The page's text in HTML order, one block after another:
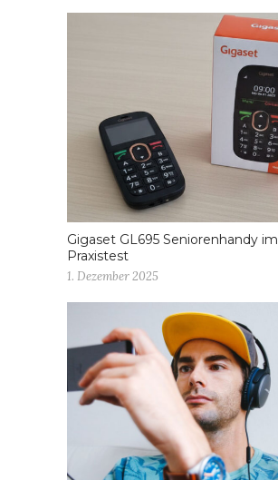
Gigaset GL695 Seniorenhandy im
Praxistest
1. Dezember 2025